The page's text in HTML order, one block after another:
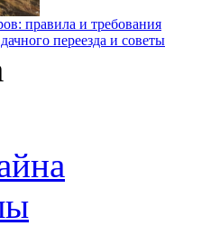
правила и требования
переезда и советы